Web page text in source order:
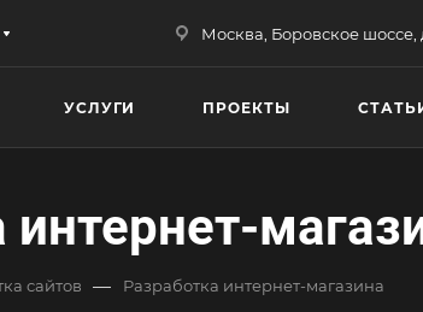
Москва, Боровское шоссе,
УСЛУГИ ПРОЕКТЫ
интернет-
сайтов — Разработка интернет-магазина